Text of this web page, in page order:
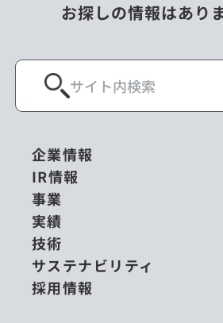
お探しの情報はあり
企業情報
IR情報
事業
実績
技術
サステナビリティ
採用情報